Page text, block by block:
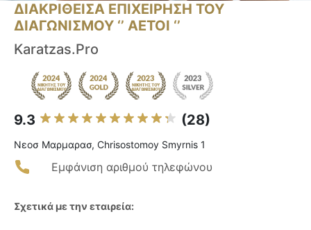
ΔΙΑΚΡΙΘΕΙΣΑ ΕΠΙΧΕΙΡΗΣΗ ΤΟΥ
ΔΙΑΓΩΝΙΣΜΟΥ ‘’ ΑΕΤΟΙ ‘’
Karatzas.Pro
9.3 (28)
Νεοσ Μαρμαρασ, Chrisostomoy Smyrnis 1
Εμφάνιση αριθμού τηλεφώνου
Σχετικά με την εταιρεία: